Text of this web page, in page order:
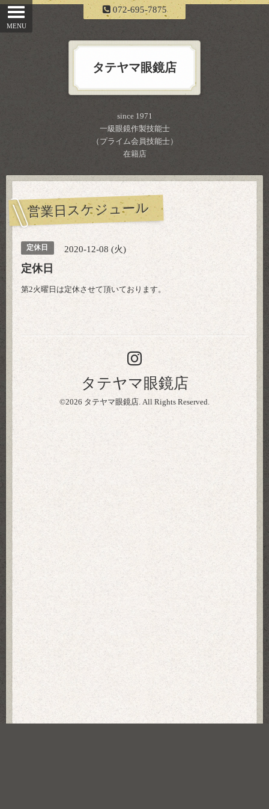
072-695-7875
タテヤマ眼鏡店
since 1971
一級眼鏡作製技能士
（プライム会員技能士）
在籍店
営業日スケジュール
定休日 2020-12-08 (火)
定休日
第2火曜日は定休させて頂いております。
タテヤマ眼鏡店
©2026 タテヤマ眼鏡店. All Rights Reserved.